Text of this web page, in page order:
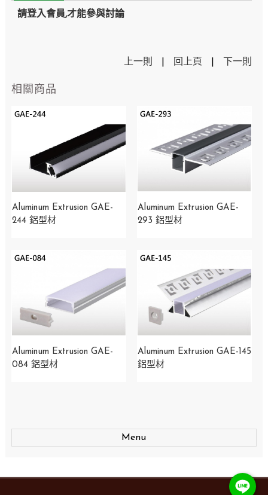
請登入會員,才能參與討論
上一則 回上頁 下一則
相關商品
Aluminum Extrusion GAE-
244 鋁型材
Aluminum Extrusion GAE-
293 鋁型材
Aluminum Extrusion GAE-
084 鋁型材
Aluminum Extrusion GAE-145
鋁型材
Menu